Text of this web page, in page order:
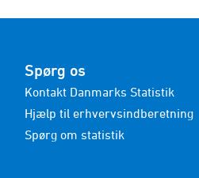
Spørg os
Kontakt Danmarks Statistik
Hjælp til erhvervsindberetning
Spørg om statistik